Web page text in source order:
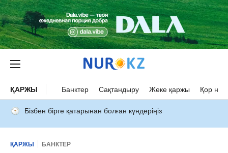
ҚАРЖЫ Банктер Сақтандыру Жеке қаржы Қор
Бізбен бірге қатарынан болған күндеріңіз
ҚАРЖЫ БАНКТЕР